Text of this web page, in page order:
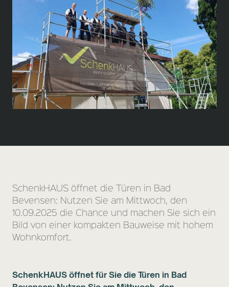
SchenkHAUS öffnet die Türen in Bad
Bevensen: Nutzen Sie am Mittwoch, den
10.09.2025 die Chance und machen Sie sich ein
Bild von einer kompakten Bauweise mit hohem
Wohnkomfort.
SchenkHAUS öffnet für Sie die Türen in Bad